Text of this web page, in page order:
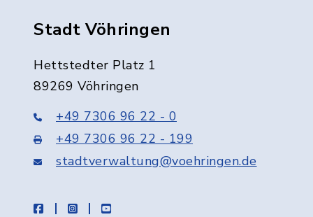
Stadt Vöhringen
Hettstedter Platz 1
89269 Vöhringen
+49 7306 96 22 - 0
+49 7306 96 22 - 199
stadtverwaltung@voehringen.de
facebookinstagramyoutube